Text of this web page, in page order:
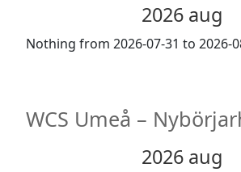
2026 aug
Nothing from 2026-07-31 to 2026-
WCS Umeå –
2026 aug